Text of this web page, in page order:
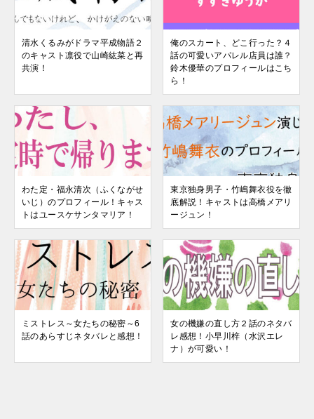
清水くるみがドラマ平成物語２
のキャスト凛役で山崎紘菜と再
共演！
俺のスカート、どこ行った？４
話の可愛いアパレル店員は誰？
鈴木優華のプロフィールはこち
ら！
わた定・福永清次（ふくながせ
いじ）のプロフィール！キャス
トはユースケサンタマリア！
東京独身男子・竹嶋舞衣役を徹
底解説！キャストは高橋メアリ
ージュン！
ミストレス～女たちの秘密～6
話のあらすじネタバレと感想！
女の機嫌の直し方２話のネタバ
レ感想！小早川梓（水沢エレ
ナ）が可愛い！